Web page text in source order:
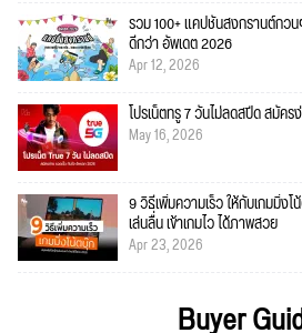
รวม 100+ แคปชั่นสงกรานต์กว
ดีกว่า อัพเดต 2026
Apr 12, 2026
โปรเน็ตทรู 7 วันไม่ลดสปีด สมัค
May 16, 2026
9 วิธีเพิ่มความเร็ว ให้กับเกมมิ่ง
เล่นลื่น เข้าเกมไว ได้ภาพสวย
Apr 23, 2026